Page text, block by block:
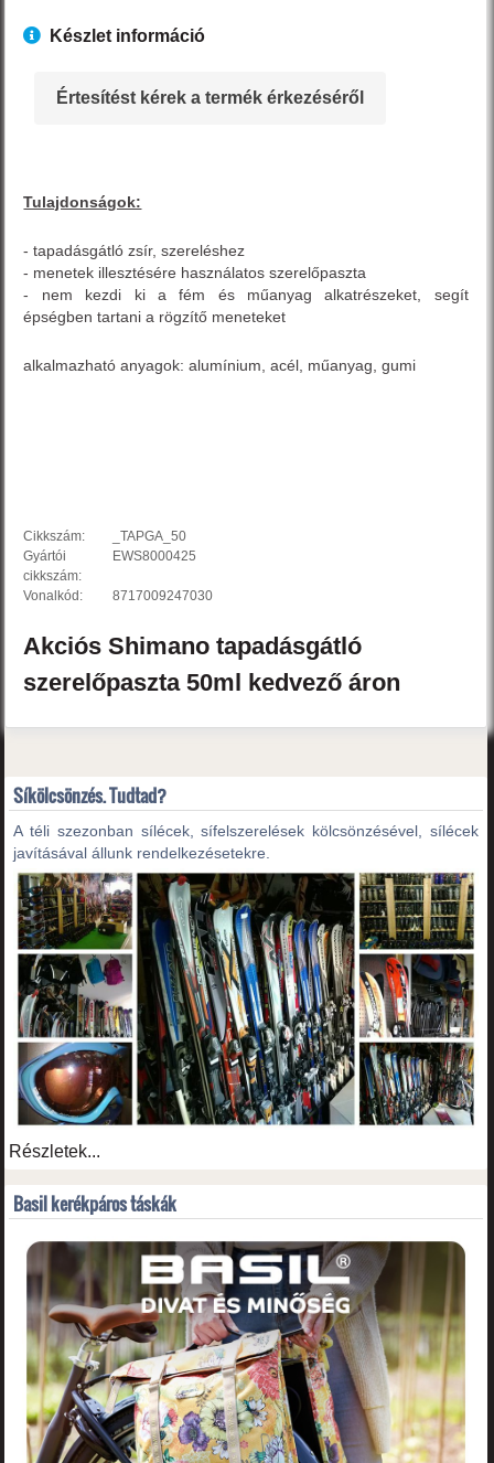
Készlet információ
Értesítést kérek a termék érkezéséről
Tulajdonságok:
- tapadásgátló zsír, szereléshez
- menetek illesztésére használatos szerelőpaszta
- nem kezdi ki a fém és műanyag alkatrészeket, segít
épségben tartani a rögzítő meneteket
alkalmazható anyagok: alumínium, acél, műanyag, gumi
Cikkszám:
_TAPGA_50
Gyártói
cikkszám:
EWS8000425
Vonalkód: 8717009247030
AkciósShimanotapadásgátló
szerelőpaszta 50ml kedvező áron
Síkölcsönzés. Tudtad?
A téli szezonban sílécek, sífelszerelések kölcsönzésével, sílécek
javításával állunk rendelkezésetekre.
Részletek...
Basil kerékpáros táskák